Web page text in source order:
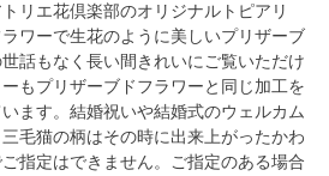
リエ花倶楽部のオリジナルトピアリ
ワーで生花のように美しいプリザーブ
話もなく長い間きれいにご覧いただけ
もプリザーブドフラワーと同じ加工を
ます。結婚祝いや結婚式のウェルカム
毛猫の柄はその時に出来上がったかわ
指定はできません。ご指定のある場合